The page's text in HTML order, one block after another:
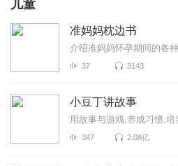
儿童
准妈妈枕边书
介绍准妈妈怀孕期间的各
37 3143
小豆丁讲故事
用故事与游戏,养成习惯,培
347 2.08亿